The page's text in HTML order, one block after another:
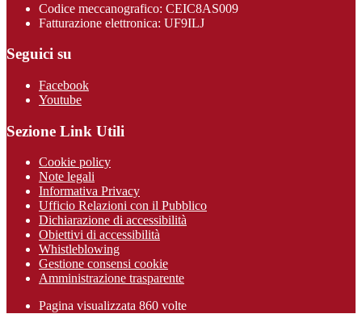
Codice meccanografico: CEIC8AS009
Fatturazione elettronica: UF9ILJ
Seguici su
Facebook
Youtube
Sezione Link Utili
Cookie policy
Note legali
Informativa Privacy
Ufficio Relazioni con il Pubblico
Dichiarazione di accessibilità
Obiettivi di accessibilità
Whistleblowing
Gestione consensi cookie
Amministrazione trasparente
Pagina visualizzata 860 volte